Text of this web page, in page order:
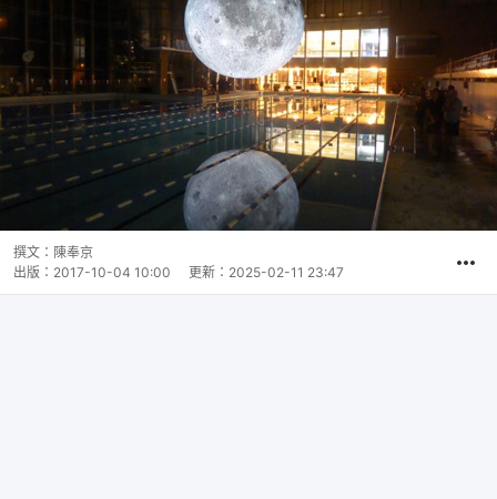
撰文： 陳奉京
出版： 2017-10-04 10:00 更新： 2025-02-11 23:47